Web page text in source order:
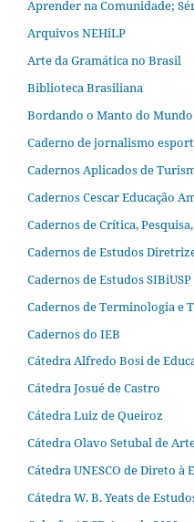
Aprender na Comunidade;
Arquivos NEHiLP
Arte da Gramática no Brasil
Biblioteca Brasiliana
Bordando o Manto do Mundo
Caderno de jornalismo
Cadernos Aplicados de
Cadernos Cescar Educação
Cadernos de Crítica,
Cadernos de Estudos
Cadernos de Estudos SIBiUSP
Cadernos de Terminologia e
Cadernos do IEB
Cátedra Alfredo Bosi de
Cátedra Josué de Castro
Cátedra Luiz de Queiroz
Cátedra Olavo Setubal de
Cátedra UNESCO de Direto à
Cátedra W. B. Yeats de